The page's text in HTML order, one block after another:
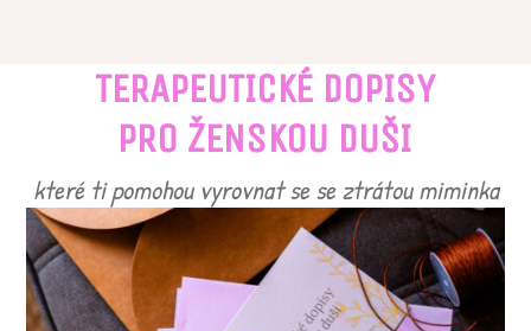
TERAPEUTICKÉ DOPISY
PRO ŽENSKOU DUŠI
které ti pomohou vyrovnat se se ztrátou miminka